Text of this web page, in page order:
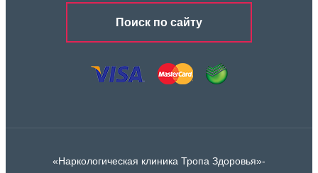
Поиск по сайту
«Наркологическая клиника Тропа Здоровья»-